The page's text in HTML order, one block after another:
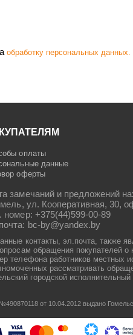
обработку персональных данных.
оплаты
данные
оферты
замечаний и предложений
ул. Кооперативная, 30,
номер: +375(44)599-00-89
bc-by@yandex.by
контакты, эл.почта, также
обращения покупателей о
телефона работников местных
рассматривать
городской
№490870118 от 10.04.2012 выдано